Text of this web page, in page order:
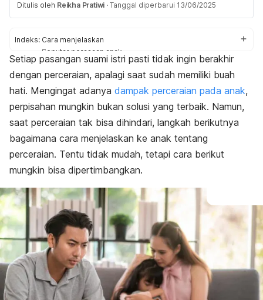
Ditulis oleh Reikha Pratiwi · Tanggal diperbarui 13/06/2025
Indeks: Cara menjelaskan
Seputar perasaan anak
Setiap pasangan suami istri pasti tidak ingin berakhir
dengan perceraian, apalagi saat sudah memiliki buah
hati. Mengingat adanya dampak perceraian pada anak,
perpisahan mungkin bukan solusi yang terbaik. Namun,
saat perceraian tak bisa dihindari, langkah berikutnya
bagaimana cara menjelaskan ke anak tentang
perceraian. Tentu tidak mudah, tetapi cara berikut
mungkin bisa dipertimbangkan.